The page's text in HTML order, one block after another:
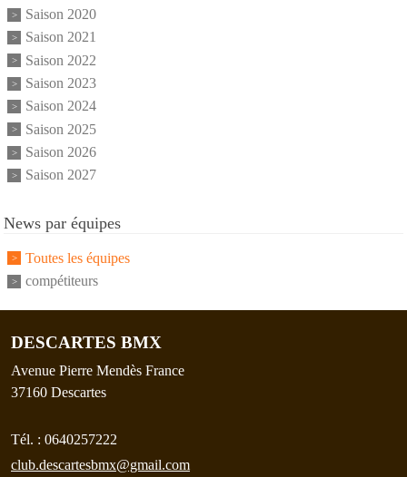
Saison 2020
Saison 2021
Saison 2022
Saison 2023
Saison 2024
Saison 2025
Saison 2026
Saison 2027
News par équipes
Toutes les équipes
compétiteurs
DESCARTES BMX
Avenue Pierre Mendès France
37160 Descartes
Tél. : 0640257222
club.descartesbmx@gmail.com